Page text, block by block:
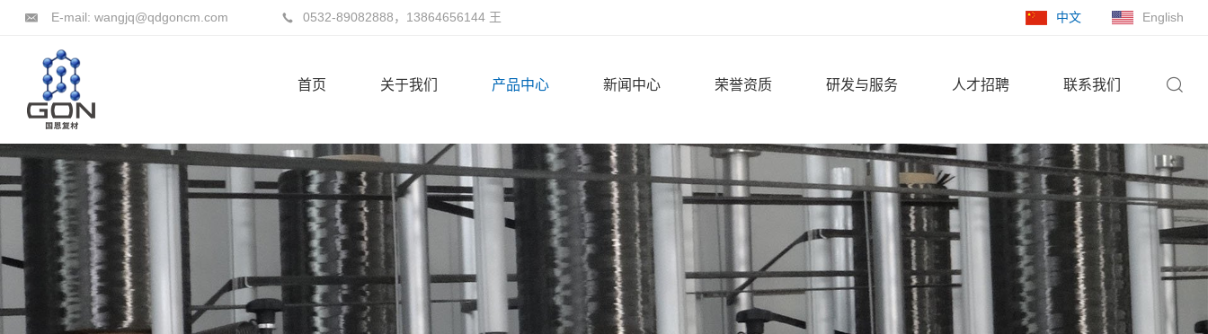
E-mail: wangjq@qdgoncm.com 0532-89082888，13864656144 王 中文 English
首页 关于我们 产品中心 新闻中心 荣誉资质 研发与服务 人才招聘 联系我们